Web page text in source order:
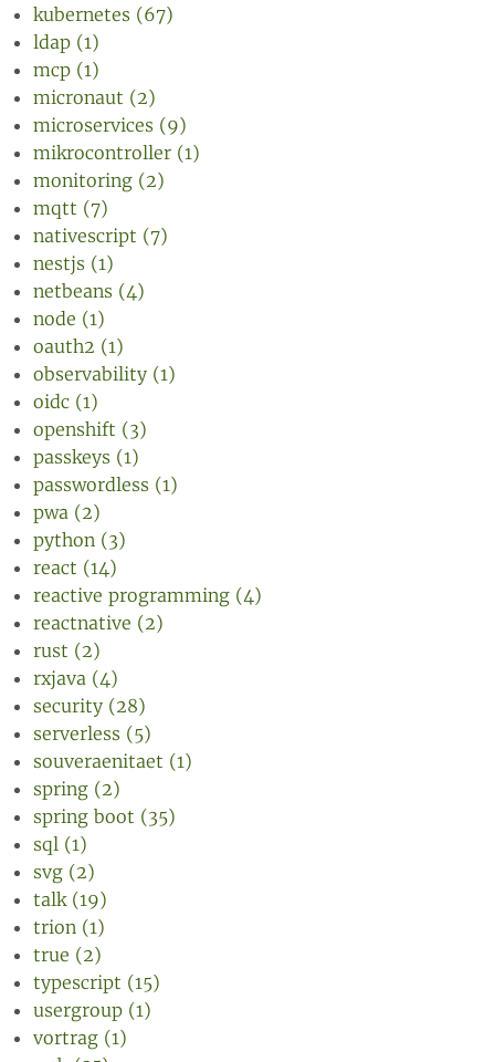
kubernetes (67)
ldap (1)
mcp (1)
micronaut (2)
microservices (9)
mikrocontroller (1)
monitoring (2)
mqtt (7)
nativescript (7)
nestjs (1)
netbeans (4)
node (1)
oauth2 (1)
observability (1)
oidc (1)
openshift (3)
passkeys (1)
passwordless (1)
pwa (2)
python (3)
react (14)
reactive programming (4)
reactnative (2)
rust (2)
rxjava (4)
security (28)
serverless (5)
souveraenitaet (1)
spring (2)
spring boot (35)
sql (1)
svg (2)
talk (19)
trion (1)
true (2)
typescript (15)
usergroup (1)
vortrag (1)